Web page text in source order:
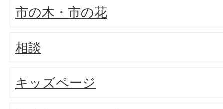
市の木・市の花
相談
キッズページ